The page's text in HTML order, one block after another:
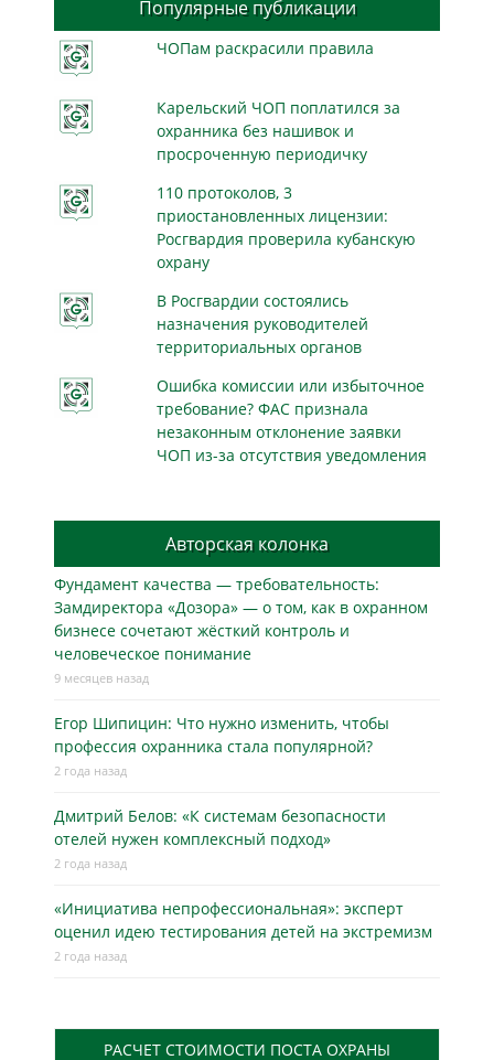
Популярные публикации
ЧОПам раскрасили правила
Карельский ЧОП поплатился за
охранника без нашивок и
просроченную периодичку
110 протоколов, 3
приостановленных лицензии:
Росгвардия проверила кубанскую
охрану
В Росгвардии состоялись
назначения руководителей
территориальных органов
Ошибка комиссии или избыточное
требование? ФАС признала
незаконным отклонение заявки
ЧОП из-за отсутствия уведомления
Авторская колонка
Фундамент качества — требовательность:
Замдиректора «Дозора» — о том, как в охранном
бизнесe сочетают жёсткий контроль и
человеческое понимание
9 месяцев назад
Егор Шипицин: Что нужно изменить, чтобы
профессия охранника стала популярной?
2 года назад
Дмитрий Белов: «К системам безопасности
отелей нужен комплексный подход»
2 года назад
«Инициатива непрофессиональная»: эксперт
оценил идею тестирования детей на экстремизм
2 года назад
РАСЧЕТ СТОИМОСТИ ПОСТА ОХРАНЫ